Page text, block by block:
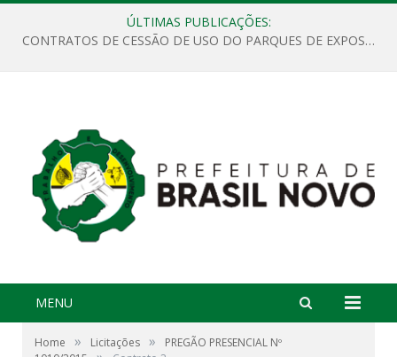
ÚLTIMAS PUBLICAÇÕES:
CONTRATOS DE CESSÃO DE USO DO PARQUES DE EXPOSIÇÕES “ORESTES BELIQUE”
MENU
Home » Licitações »
PREGÃO PRESENCIAL Nº